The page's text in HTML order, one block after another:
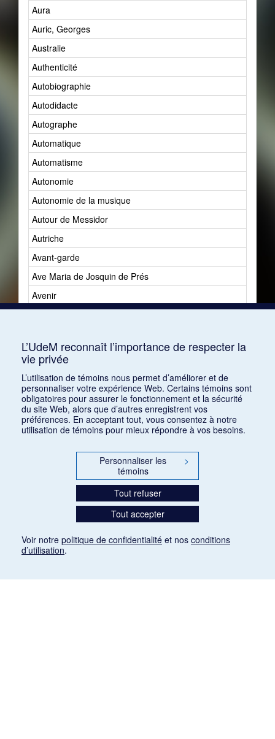
Aura
Auric, Georges
Australie
Authenticité
Autobiographie
Autodidacte
Autographe
Automatique
Automatisme
Autonomie
Autonomie de la musique
Autour de Messidor
Autriche
Avant-garde
Ave Maria de Josquin de Prés
Avenir
L’UdeM reconnaît l’importance de respecter la
vie privée
L’utilisation de témoins nous permet d’améliorer et de
personnaliser votre expérience Web. Certains témoins sont
obligatoires pour assurer le fonctionnement et la sécurité
du site Web, alors que d’autres enregistrent vos
préférences. En acceptant tout, vous consentez à notre
utilisation de témoins pour mieux répondre à vos besoins.
Personnaliser les
témoins
>
Tout refuser
Tout accepter
Voir notre politique de confidentialité et nos conditions
d’utilisation.